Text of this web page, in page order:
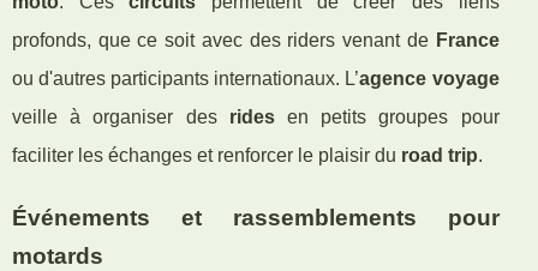
profonds, que ce soit avec des riders venant de France
ou d'autres participants internationaux. L’agence voyage
veille à organiser des ridesen petits groupes pour
faciliter les échanges et renforcer le plaisir du road trip.
Événements et rassemblements pour
motards